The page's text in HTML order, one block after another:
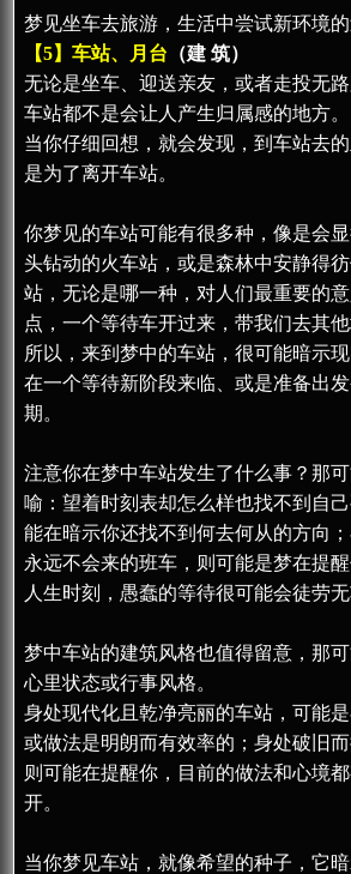
梦见坐车去旅游，生活中尝试新环境的
【5】车站、月台 （建 筑）
无论是坐车、迎送亲友，或者走投无路
车站都不是会让人产生归属感的地方。
当你仔细回想，就会发现，到车站去
是为了离开车站。
你梦见的车站可能有很多种，像是会
头钻动的火车站，或是森林中安静得
站，无论是哪一种，对人们最重要的
点，一个等待车开过来，带我们去其他
所以，来到梦中的车站，很可能暗示
在一个等待新阶段来临、或是准备出
期。
注意你在梦中车站发生了什么事？那
喻：望着时刻表却怎么样也找不到自
能在暗示你还找不到何去何从的方向
永远不会来的班车，则可能是梦在提
人生时刻，愚蠢的等待很可能会徒劳无
梦中车站的建筑风格也值得留意，那
心里状态或行事风格。
身处现代化且乾净亮丽的车站，可能
或做法是明朗而有效率的；身处破旧而
则可能在提醒你，目前的做法和心境
开。
当你梦见车站，就像希望的种子，它